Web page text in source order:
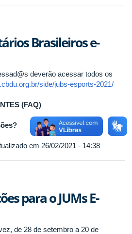
Brasileiros e-
deverão acessar todos os
side/jubs-esports-2021/
(FAQ)
em 26/02/2021 - 14:38
para o JUMs E-
de 28 de setembro a 20 de